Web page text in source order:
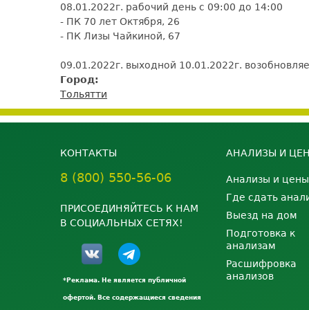
08.01.2022г. рабочий день с 09:00 до 14:00
- ПК 70 лет Октября, 26
- ПК Лизы
09.01.2022г. выходной 10.01.2022г.
Город:
Тольятти
КОНТАКТЫ
8 (800) 550-56-06
ПРИСОЕДИНЯЙТЕСЬ К НАМ
В СОЦИАЛЬНЫХ СЕТЯХ!
*Реклама. Не является публичной
офертой. Все содержащиеся сведения
АНАЛИЗЫ И
Анализы и цены
Где сдать
Выезд на дом
Подготовка к
анализам
Расшифровка
анализов